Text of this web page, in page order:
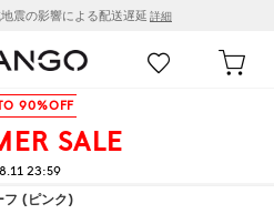
震の影響による配送遅延 詳細
90%OFF
SALE
23:59
フ (ピンク)